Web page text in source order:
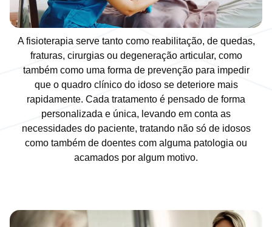
A fisioterapia serve tanto como reabilitação, de quedas,
fraturas, cirurgias ou degeneração articular, como
também como uma forma de prevenção para impedir
que o quadro clínico do idoso se deteriore mais
rapidamente. Cada tratamento é pensado de forma
personalizada e única, levando em conta as
necessidades do paciente, tratando não só de idosos
como também de doentes com alguma patologia ou
acamados por algum motivo.